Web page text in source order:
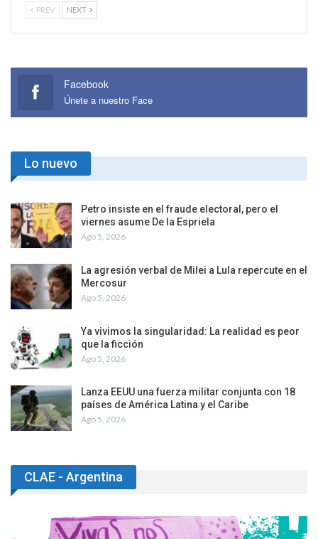
PREV NEXT
Facebook
Únete a nuestro Face
Lo nuevo
Petro insiste en el fraude electoral, pero el
viernes asume De la Espriela
Ago 5, 2026
La agresión verbal de Milei a Lula repercute en el
Mercosur
Ago 5, 2026
Ya vivimos la singularidad: La realidad es peor
que la ficción
Ago 5, 2026
Lanza EEUU una fuerza militar conjunta con 18
países de América Latina y el Caribe
Ago 5, 2026
CLAE - Argentina